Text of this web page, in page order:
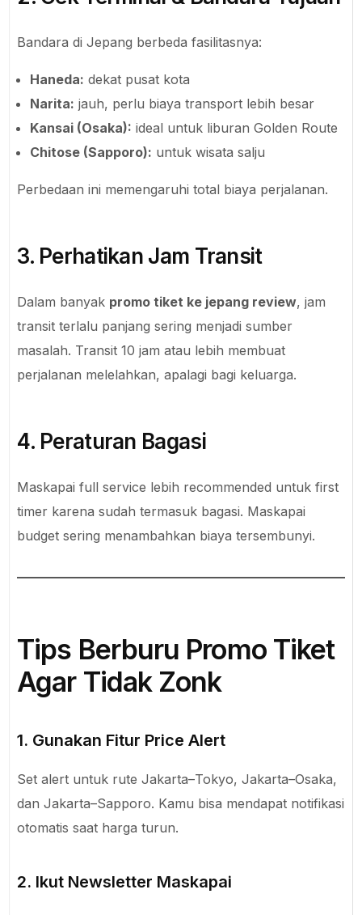
Bandara di Jepang berbeda fasilitasnya:
Haneda: dekat pusat kota
Narita: jauh, perlu biaya transport lebih besar
Kansai (Osaka): ideal untuk liburan Golden Route
Chitose (Sapporo): untuk wisata salju
Perbedaan ini memengaruhi total biaya perjalanan.
3. Perhatikan Jam Transit
Dalam banyak promo tiket ke jepang review, jam
transit terlalu panjang sering menjadi sumber
masalah. Transit 10 jam atau lebih membuat
perjalanan melelahkan, apalagi bagi keluarga.
4. Peraturan Bagasi
Maskapai full service lebih recommended untuk first
timer karena sudah termasuk bagasi. Maskapai
budget sering menambahkan biaya tersembunyi.
Tips Berburu Promo Tiket
Agar Tidak Zonk
1. Gunakan Fitur Price Alert
Set alert untuk rute Jakarta–Tokyo, Jakarta–Osaka,
dan Jakarta–Sapporo. Kamu bisa mendapat notifikasi
otomatis saat harga turun.
2. Ikut Newsletter Maskapai